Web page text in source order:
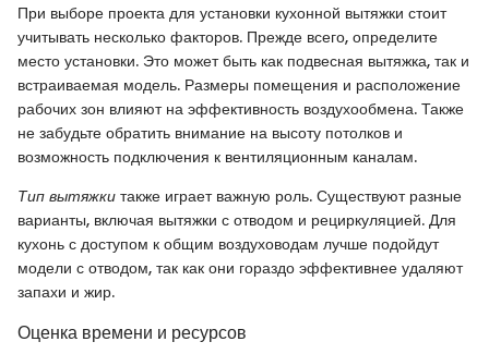
При выборе проекта для установки кухонной вытяжки стоит
учитывать несколько факторов. Прежде всего, определите
место установки. Это может быть как подвесная вытяжка, так и
встраиваемая модель. Размеры помещения и расположение
рабочих зон влияют на эффективность воздухообмена. Также
не забудьте обратить внимание на высоту потолков и
возможность подключения к вентиляционным каналам.
Тип вытяжки также играет важную роль. Существуют разные
варианты, включая вытяжки с отводом и рециркуляцией. Для
кухонь с доступом к общим воздуховодам лучше подойдут
модели с отводом, так как они гораздо эффективнее удаляют
запахи и жир.
Оценка времени и ресурсов